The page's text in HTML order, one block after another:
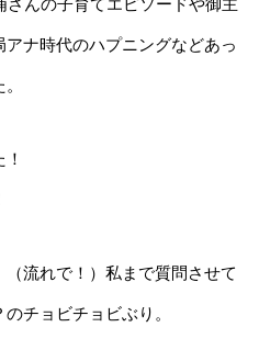
んの子育てエピソードや御主
ナ時代のハプニングなどあっ
流れで！）私まで質問させて
チョビチョビぶり。